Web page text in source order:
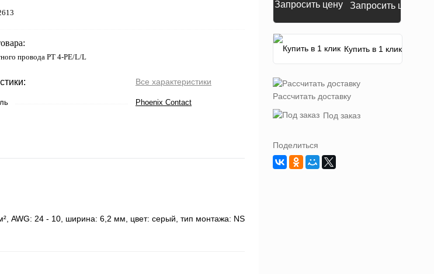
провода PT 4-PE/L/L
Все характеристики
Phoenix Contact
AWG: 24 - 10, ширина: 6,2 мм, цвет: cерый, тип монтажа: NS
Запросить цену
Купить в 1 клик
Рассчитать доставку
Под заказ
Поделиться